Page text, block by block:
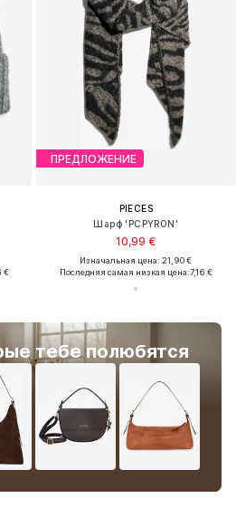
€
тебе полюбятся
ПРЕДЛОЖЕНИЕ
PIECES
Шарф 'PCPYRON'
10,99 €
Изначальная цена: 21,90 €
Последняя самая низкая цена:7,16 €